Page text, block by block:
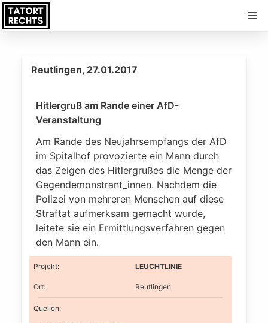
Reutlingen, 27.01.2017
Hitlergruß am Rande einer AfD-
Veranstaltung
Am Rande des Neujahrsempfangs der AfD
im Spitalhof provozierte ein Mann durch
das Zeigen des Hitlergrußes die Menge der
Gegendemonstrant_innen. Nachdem die
Polizei von mehreren Menschen auf diese
Straftat aufmerksam gemacht wurde,
leitete sie ein Ermittlungsverfahren gegen
den Mann ein.
Projekt: LEUCHTLINIE
Ort: Reutlingen
Quellen: